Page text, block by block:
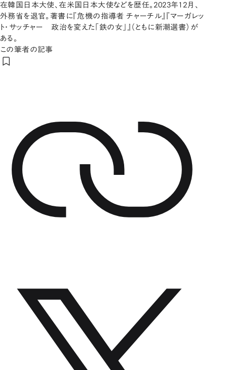
在韓国日本大使、在米国日本大使などを歴任。2023年12月、
外務省を退官。著書に『危機の指導者 チャーチル』『マーガレッ
ト・サッチャー 政治を変えた「鉄の女」』（ともに新潮選書）が
ある。
この筆者の記事